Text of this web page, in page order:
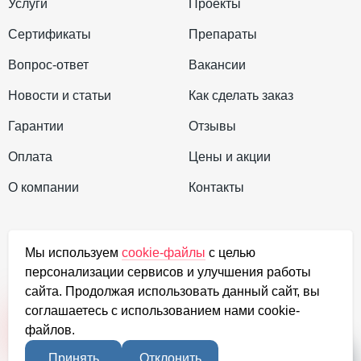
гарантирует сохранность урожая в течение всего
срока его хранения. Методика обеспечивает
уничтожение микроорганизмов, насекомых и их
Заражение вредителями приводит к негативным
снижается количество муки;
нарушается жизнеспособность семенного
материала;
урожай загрязняется продуктами
жизнедеятельности вредителей, что может
Услуги Проекты
Сертификаты Препараты
Вопрос-ответ Вакансии
Новости и статьи Как сделать заказ
Гарантии Отзывы
Оплата Цены и акции
О компании Контакты
+7 (923) 035-4471
order@dezef.ru
Задать вопрос
Мы используем cookie-файлы с целью
персонализации сервисов и улучшения работы
сайта. Продолжая использовать данный сайт, вы
соглашаетесь с использованием нами cookie-
файлов.
Принять Отклонить